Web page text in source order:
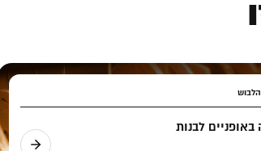
הלבוש
באופניים לבנות